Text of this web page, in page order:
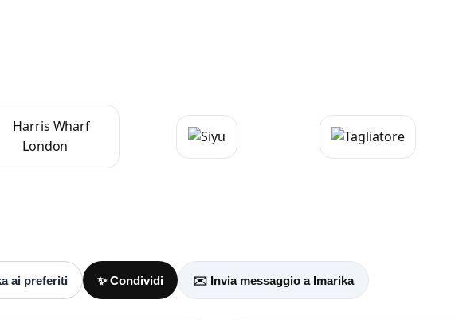
ai preferiti ✨ Condividi ✉️ Invia messaggio a Imarika